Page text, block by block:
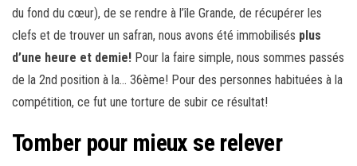
du fond du cœur), de se rendre à l’île Grande, de récupérer les
clefs et de trouver un safran, nous avons été immobilisés plus
d’une heure et demie! Pour la faire simple, nous sommes passés
de la 2nd position à la… 36ème! Pour des personnes habituées à la
compétition, ce fut une torture de subir ce résultat!
Tomber pour mieux se relever